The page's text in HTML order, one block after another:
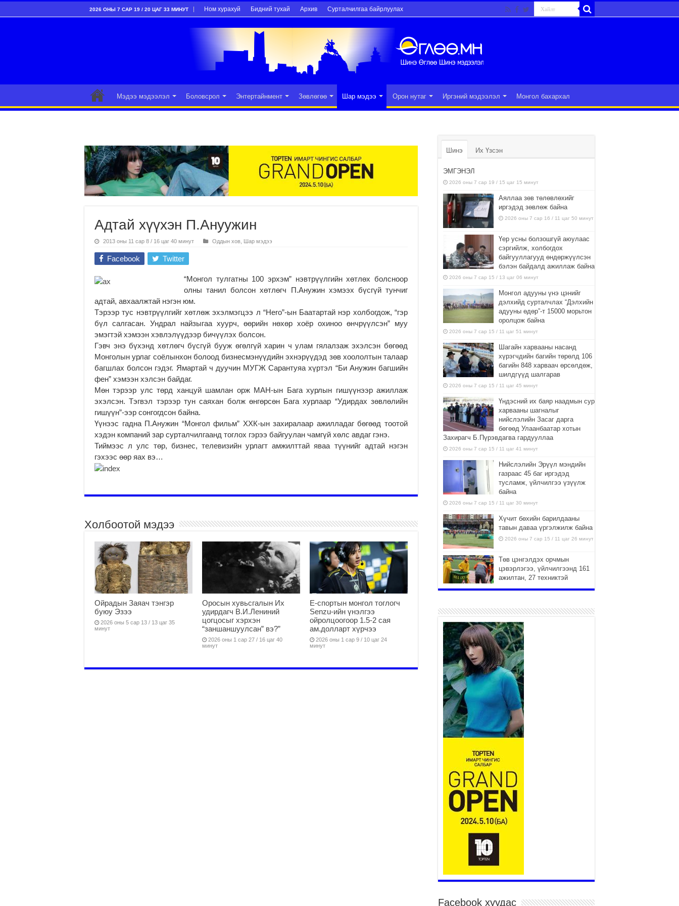
2026 ОНЫ 7 САР 19 / 20 ЦАГ 33 МИНУТ Ном хурахуй Бидний тухай Архив Сурталчилгаа байрлуулах
Мэдээ мэдээлэл Боловсрол Энтертайнмент Зөвлөгөө Шар мэдээ Орон нутаг Иргэний мэдээлэл Монгол бахархал
Адтай хүүхэн П.Ануужин
2013 оны 11 сар 8 / 16 цаг 40 минут Оддын хов Шар мэдээ
Facebook Twitter
“Монгол тулгатны 100 эрхэм” нэвтрүүлгийн хөтлөх болсноор
олны танил болсон хөтлөгч П.Анужин хэмээх бүсгүй тунчиг
адтай, авхаалжтай нэгэн юм.
Тэрээр тус нэвтрүүлгийг хөтлөж эхэлмэгцээ л “Hero”-ын Баатартай нэр холбогдож, “гэр
бүл салгасан. Ундрал найзыгаа хуурч, өөрийн нөхөр хоёр охиноо өнчрүүлсэн” муу
эмэгтэй хэмээн хэвлэлүүдээр бичүүлэх болсон.
Гэвч энэ бүхэнд хөтлөгч бүсгүй бууж өгөлгүй харин ч улам гялалзаж эхэлсэн бөгөөд
Монголын урлаг соёлынхон болоод бизнесмэнүүдийн эхнэрүүдэд зөв хоололтын талаар
багшлах болсон гэдэг. Ямартай ч дуучин МУГЖ Сарантуяа хүртэл “Би Анужин багшийн
фен” хэмээн хэлсэн байдаг.
Мөн тэрээр улс төрд ханцуй шамлан орж МАН-ын Бага хурлын гишүүнээр ажиллаж
эхэлсэн. Тэгвэл тэрээр тун саяхан болж өнгөрсөн Бага хурлаар “Удирдах зөвлөлийн
гишүүн”-ээр сонгогдсон байна.
Үүнээс гадна П.Анужин “Монгол фильм” ХХК-ын захиралаар ажилладаг бөгөөд тоотой
хэдэн компаний зар сурталчилгаанд тоглох гэрээ байгуулан чамгүй хөлс авдаг гэнэ.
Тиймээс л улс төр, бизнес, телевизийн урлагт амжилттай яваа түүнийг адтай нэгэн
гэхээс өөр яах вэ…
Холбоотой мэдээ
Ойрадын Заяач тэнгэр
буюу Эзээ
2026 оны 5 сар 13 / 13 цаг 35
минут
Оросын хувьсгалын Их
удирдагч В.И.Лениний
цогцосыг хэрхэн
“заншаншуулсан” вэ?”
2026 оны 1 сар 27 / 16 цаг 40
минут
Е-спортын монгол тоглогч
Senzu-ийн үнэлгээ
ойролцоогоор 1.5-2 сая
ам.долларт хүрчээ
2026 оны 1 сар 9 / 10 цаг 24
минут
Шинэ Их Үзсэн
ЭМГЭНЭЛ
2026 оны 7 сар 19 / 15 цаг 15 минут
Аяллаа зөв төлөвлөхийг
иргэдэд зөвлөж байна
2026 оны 7 сар 16 / 11 цаг 50 минут
Үер усны болзошгүй аюулаас
сэргийлж, холбогдох
байгууллагууд өндөржүүлсэн
бэлэн байдалд ажиллаж байна
2026 оны 7 сар 15 / 13 цаг 06 минут
Монгол адууны үнэ цэнийг
дэлхийд сурталчлах “Дэлхийн
адууны өдөр”-т 15000 морьтон
оролцож байна
2026 оны 7 сар 15 / 11 цаг 51 минут
Шагайн харвааны насанд
хүрэгчдийн багийн төрөлд 106
багийн 848 харваач өрсөлдөж,
шилдгүүд шалгарав
2026 оны 7 сар 15 / 11 цаг 45 минут
Үндэсний их баяр наадмын сур
харвааны шагналыг
нийслэлийн Засаг дарга
бөгөөд Улаанбаатар хотын
Захирагч Б.Пүрэвдагва гардууллаа
2026 оны 7 сар 15 / 11 цаг 41 минут
Нийслэлийн Эрүүл мэндийн
газраас 45 баг иргэдэд
тусламж, үйлчилгээ үзүүлж
байна
2026 оны 7 сар 15 / 11 цаг 30 минут
Хүчит бөхийн барилдааны
тавын даваа үргэлжилж байна
2026 оны 7 сар 15 / 11 цаг 26 минут
Төв цэнгэлдэх орчмын
цэвэрлэгээ, үйлчилгээнд 161
ажилтан, 27 техниктэй
ажиллаж байна
Наадмын амралтын өдрүүдэд
нийслэлийн эрүүл мэндийн
байгууллагууд дараах
хуваарийн дагуу ажиллана
2026 оны 7 сар 15 / 11 цаг 18 минут
Үндэсний их баяр наадам
эхэллээ
2026 оны 7 сар 15 / 11 цаг 14 минут
Үер усны аюулаас сэргийлж, нийслэлийн Онцгой
байдлын газрын 162 алба хаагч үүрэг гүйцэтгэж
байна
2026 оны 7 сар 15 / 11 цаг 07 минут
Үндэсний их сурын харваанд 850 харваач цэц
мэргэнээ сорьж байна
2026 оны 7 сар 15 / 11 цаг 03 минут
Төв цэнгэлдэхийн эргэн тойронд
2026 оны 7 сар 15 / 10 цаг 58 минут
Үндэсний их баяр наадмын шагайн харваа
насанд хүрэгчдийн багийн харваагаар
үргэлжилж байна
2026 оны 7 сар 15 / 10 цаг 52 минут
Үндэсний их баяр наадмын хүчит бөхийн
барилдаан эхэллээ
2026 оны 7 сар 15 / 10 цаг 46 минут
Үндэсний хувцасны өдрийг тохиолдуулан
Facebook хуудас